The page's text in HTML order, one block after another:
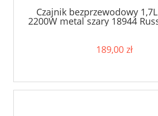
Czajnik bezprzewodowy
2200W metal szary 18944
189,00 zł